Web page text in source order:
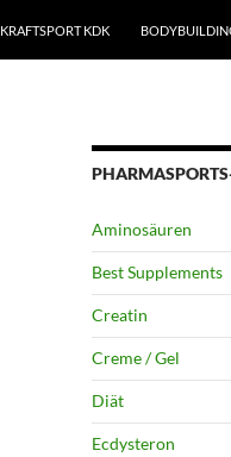
KRAFTSPORT KDK
Aminosäuren
Best Supplements
Creatin
Creme / Gel
Diät
Ecdysteron